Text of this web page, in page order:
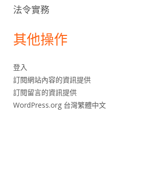
法令實務
其他操作
登入
訂閱網站內容的資訊提供
訂閱留言的資訊提供
WordPress.org 台灣繁體中文